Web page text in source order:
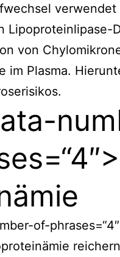
Lipoproteinlipase-
von
im Plasma.
of-